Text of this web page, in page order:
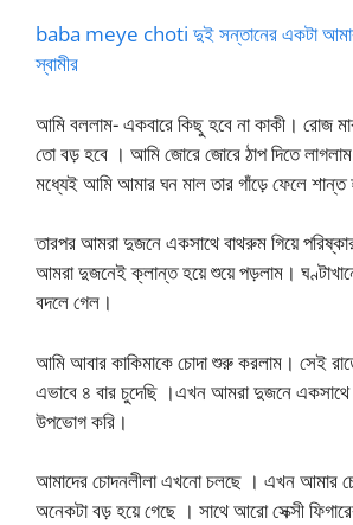
baba meye choti দুই সন্তানের একটা আমার
স্বামীর
আমি বললাম- একবারে কিছু হবে না কাকী। রোজ
তো বড় হবে । আমি জোরে জোরে ঠাপ দিতে
মধ্যেই আমি আমার ঘন মাল তার গাঁড়ে ফেলে শান্ত
তারপর আমরা দুজনে একসাথে বাথরুম গিয়ে
আমরা দুজনেই ক্লান্ত হয়ে শুয়ে পড়লাম।
বদলে গেল।
আমি আবার কাকিমাকে চোদা শুরু করলাম। সেই
এভাবে ৪ বার চুদেছি ।এখন আমরা দুজনে একসাথে
উপভোগ করি।
আমাদের চোদনলীলা এখনো চলছে । এখন আমার
অনেকটা বড় হয়ে গেছে । সাথে আরো সেক্সী